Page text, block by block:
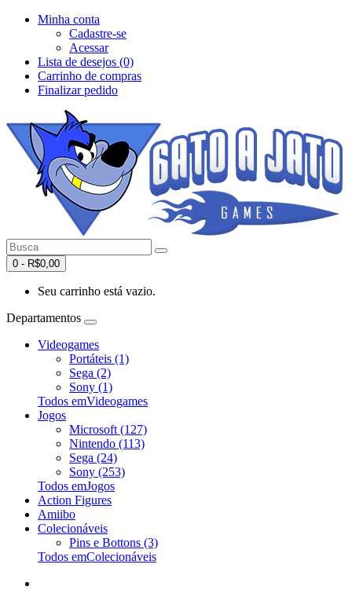
Minha conta
Cadastre-se
Acessar
Lista de desejos (0)
Carrinho de compras
Finalizar pedido
0 - R$0,00
Seu carrinho está vazio.
Departamentos
Videogames
Portáteis (1)
Sega (2)
Sony (1)
Todos emVideogames
Jogos
Microsoft (127)
Nintendo (113)
Sega (24)
Sony (253)
Todos emJogos
Action Figures
Amiibo
Colecionáveis
Pins e Bottons (3)
Todos emColecionáveis